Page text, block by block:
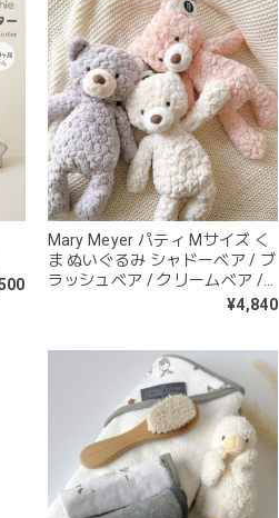
Mary Meyer パティ Mサイズ く
ま ぬいぐるみ シャドーベア / ブ
ラッシュベア / クリームベア /
グレーベア グレー ピンク ホワ
¥4,840